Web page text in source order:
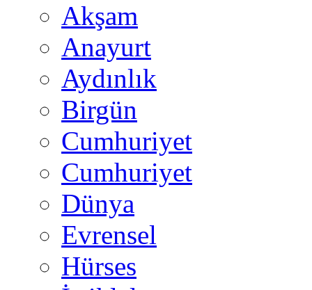
Akşam
Anayurt
Aydınlık
Birgün
Cumhuriyet
Cumhuriyet
Dünya
Evrensel
Hürses